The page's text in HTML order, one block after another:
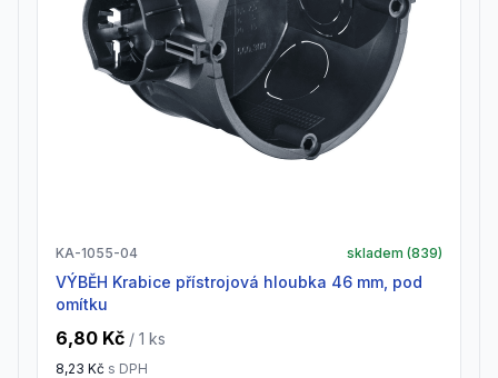
KA-1055-04 skladem (839)
VÝBĚH Krabice přístrojová hloubka 46 mm, pod
omítku
6,80 Kč / 1 ks
8,23 Kč s DPH